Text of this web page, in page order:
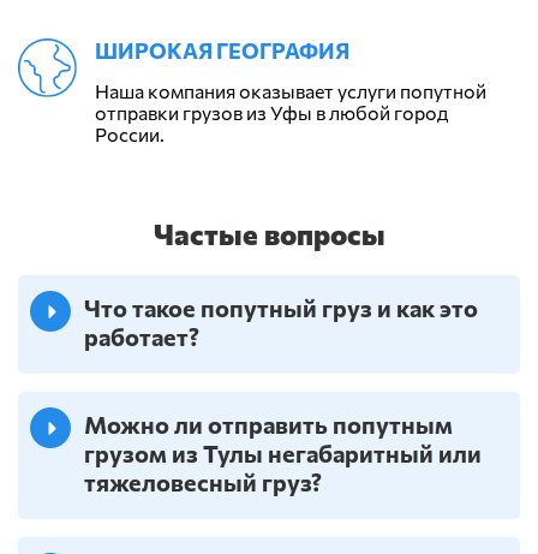
ШИРОКАЯ ГЕОГРАФИЯ
Наша компания оказывает услуги попутной
отправки грузов из Уфы в любой город
России.
Частые вопросы
Что такое попутный груз и как это
работает?
Можно ли отправить попутным
грузом из Тулы негабаритный или
тяжеловесный груз?